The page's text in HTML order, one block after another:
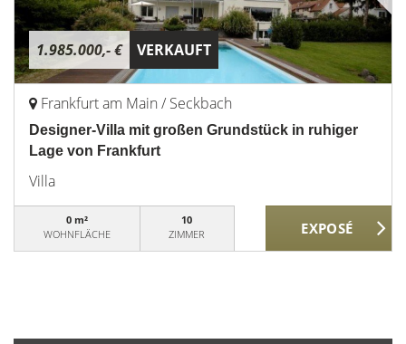
1.985.000,- € VERKAUFT
Frankfurt am Main / Seckbach
Designer-Villa mit großen Grundstück in ruhiger
Lage von Frankfurt
Villa
0 m²
WOHNFLÄCHE
10
ZIMMER